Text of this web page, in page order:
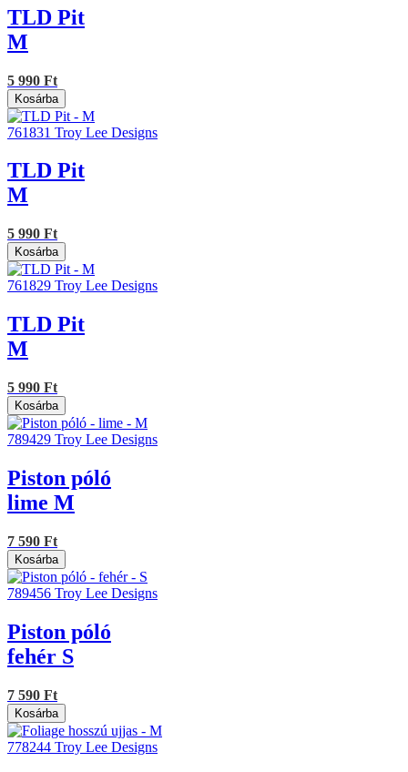
TLD Pit
M
5 990 Ft
Kosárba
761831 Troy Lee Designs
TLD Pit
M
5 990 Ft
Kosárba
761829 Troy Lee Designs
TLD Pit
M
5 990 Ft
Kosárba
789429 Troy Lee Designs
Piston póló
lime M
7 590 Ft
Kosárba
789456 Troy Lee Designs
Piston póló
fehér S
7 590 Ft
Kosárba
778244 Troy Lee Designs